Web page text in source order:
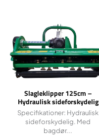
Slagleklipper 125cm –
Hydraulisk sideforskydelig
Specifikationer: Hydraulisk
sideforskydelig. Med
bagdør...